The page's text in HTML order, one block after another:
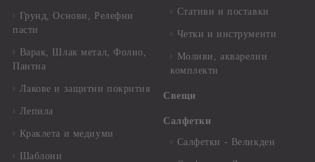
Грунд, Основи, Релефни
пасти
Варак, Шлак метал, Фолио,
Пантна
Лакове и защитни покрития
Лепила
Краклета и медиуми
Шаблони
Стативи и поставки
Четки и инструменти
Моливи, акварелни
комплекти
Свещи
Салфетки
Салфетки - Великден